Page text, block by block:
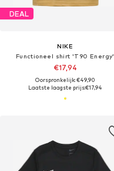
DEAL
NIKE
Functioneel shirt 'T90 Energy'
€17,94
Oorspronkelijk: €49,90
Laatste laagste prijs:€17,94